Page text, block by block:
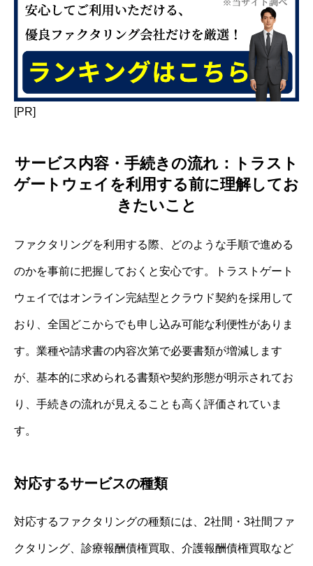
[PR]
サービス内容・手続きの流れ：トラスト
ゲートウェイを利用する前に理解してお
きたいこと
ファクタリングを利用する際、どのような手順で進める
のかを事前に把握しておくと安心です。トラストゲート
ウェイではオンライン完結型とクラウド契約を採用して
おり、全国どこからでも申し込み可能な利便性がありま
す。業種や請求書の内容次第で必要書類が増減します
が、基本的に求められる書類や契約形態が明示されてお
り、手続きの流れが見えることも高く評価されていま
す。
対応するサービスの種類
対応するファクタリングの種類には、2社間・3社間ファ
クタリング、診療報酬債権買取、介護報酬債権買取など